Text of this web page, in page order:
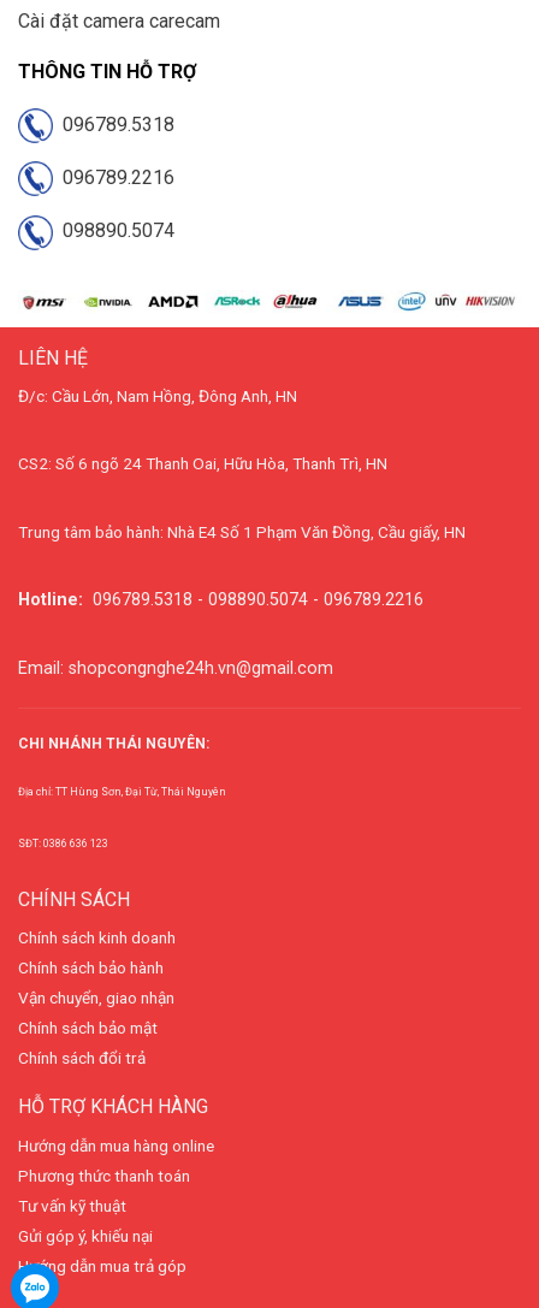
Cài đặt camera carecam
THÔNG TIN HỖ TRỢ
096789.5318
096789.2216
098890.5074
LIÊN HỆ
Đ/c: Cầu Lớn, Nam Hồng, Đông Anh, HN
CS2: Số 6 ngõ 24 Thanh Oai, Hữu Hòa, Thanh Trì, HN
Trung tâm bảo hành: Nhà E4 Số 1 Phạm Văn Đồng, Cầu giấy, HN
Hotline: 096789.5318 - 098890.5074 - 096789.2216
Email: shopcongnghe24h.vn@gmail.com
CHI NHÁNH THÁI NGUYÊN:
Địa chỉ: TT Hùng Sơn, Đại Từ, Thái Nguyên
SĐT: 0386 636 123
CHÍNH SÁCH
Chính sách kinh doanh
Chính sách bảo hành
Vận chuyển, giao nhận
Chính sách bảo mật
Chính sách đổi trả
HỖ TRỢ KHÁCH HÀNG
Hướng dẫn mua hàng online
Phương thức thanh toán
Tư vấn kỹ thuật
Gửi góp ý, khiếu nại
Hướng dẫn mua trả góp